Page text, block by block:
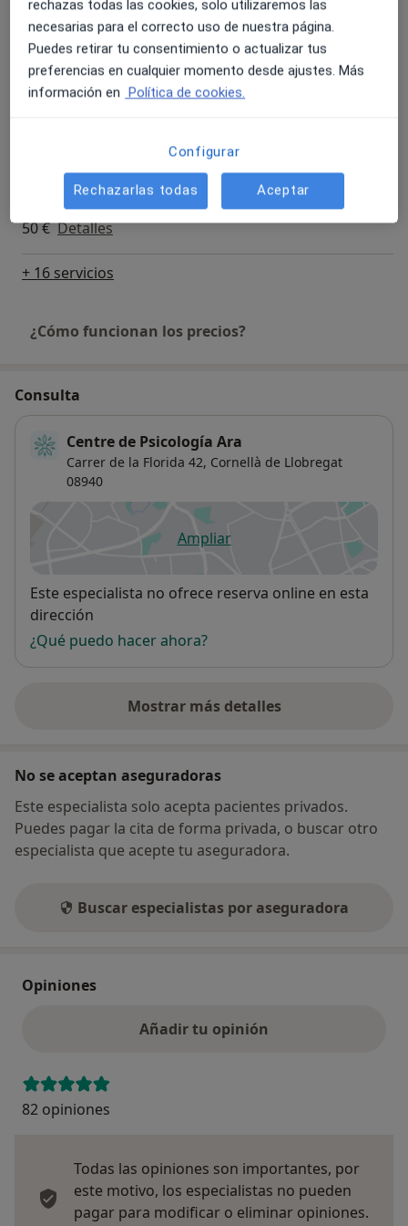
similares.
Más de 15 años de experiencia nos avalan. Contacta ya
con nosotros si necesitas dar un giro a tu vida.
Queremos ayudarte.
80 € Detalles
Visitas sucesivas psicología adultos
Desde 50 € Detalles
Terapia sexual
50 € Detalles
+ 16 servicios
¿Cómo funcionan los precios?
Consulta
Centre de Psicología Ara
Carrer de la Florida 42, Cornellà de Llobregat
08940
Ampliarse abre en una nueva
Disponibilidad
Este especialista no ofrece reserva online en esta
dirección
¿Qué puedo hacer ahora?
Mostrar más detalles
sobre la dirección
No se aceptan aseguradoras
Este especialista solo acepta pacientes privados.
Puedes pagar la cita de forma privada, o buscar otro
especialista que acepte tu aseguradora.
Buscar especialistas por aseguradora
Opiniones
Añadir tu opinión
82 opiniones
Todas las opiniones son importantes, por
este motivo, los especialistas no pueden
pagar para modificar o eliminar opiniones.
rechazas todas las cookies, solo utilizaremos las
necesarias para el correcto uso de nuestra página.
Puedes retirar tu consentimiento o actualizar tus
preferencias en cualquier momento desde ajustes. Más
información en Política de cookies.
Configurar
Rechazarlas todas Aceptar